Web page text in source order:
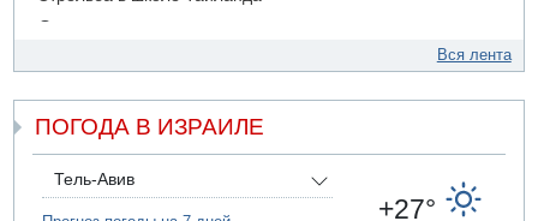
Саудовская Аравия сообщает о нападении хуситов
06.08.2026 13:43
И еще иранские агенты
06.08.2026 13:13
Арестованы двое подозреваемых в стрельбе по
Вся лента
ПОГОДА В ИЗРАИЛЕ
Тель-Авив
+27°